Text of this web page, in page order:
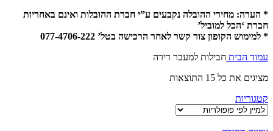
* הערה: מחירי ההובלה נקבעים ע”י חברת ההובלות ואינם באחריות
חברת ‘הכל למוביל’
* למימוש הקופון צור קשר לאחר הרכישה בטל’ 077-4706-222
עמוד הבית חבילות למעבר דירה
מציגים את כל ⁦15⁩ התוצאות
קטגוריות